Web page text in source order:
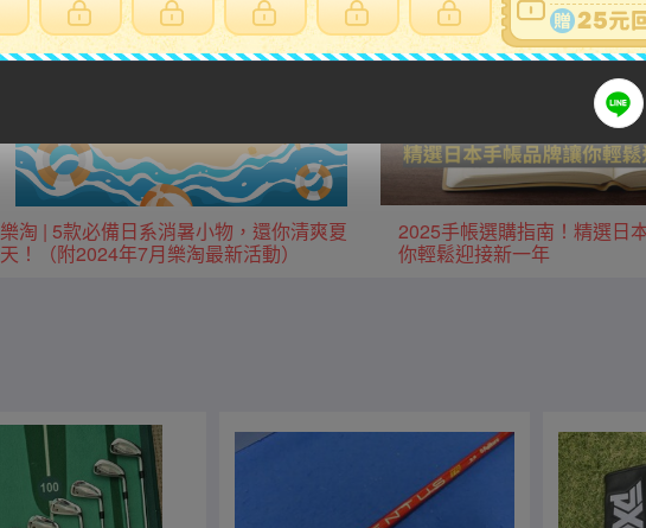
樂淘 | 5款必備日系消暑小物，還你清爽夏
天！（附2024年7月樂淘最新活動）
2025手帳選購指南！精選日
你輕鬆迎接新一年